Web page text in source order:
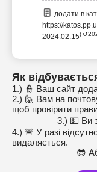
додати в
https://
2024.02.15(
Як
1.) 👮 Ваш сайт
2.) 🙋 Вам на
щоб провірити
3.) 💵 Ви
4.) 🚨 У разі
видаляється.
😎